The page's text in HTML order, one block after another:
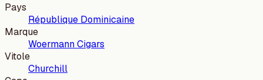
Pays
République Dominicaine
Marque
Woermann Cigars
Vitole
Churchill